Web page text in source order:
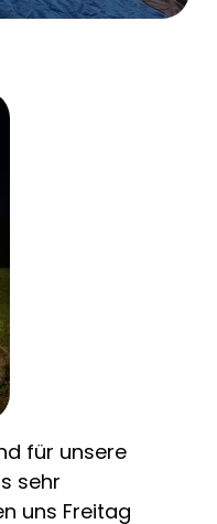
für unsere
sehr
uns Freitag